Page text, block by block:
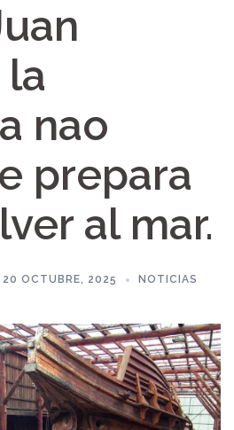
la
nao
prepara
al mar.
20 OCTUBRE, 2025 NOTICIAS